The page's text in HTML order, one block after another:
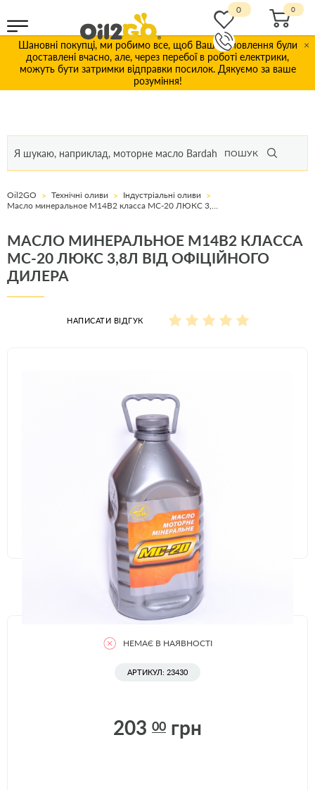
Шановні покупці, ми робимо все, щоб Ваші замовлення були
доставлені вчасно, але, через перебої в роботі електрики,
можуть бути затримки відправки посилок. Дякуємо за ваше
розуміння!
×
ПОШУК
0
Oil2GO Технічні оливи
Індустріальні оливи
МАСЛО МИНЕРАЛЬНОЕ М14В2 КЛАССА
МС-20 ЛЮКС 3,8Л ВІД ОФІЦІЙНОГО
ДИЛЕРА
НАПИСАТИ ВІДГУК
НЕМАЄ В НАЯВНОСТІ
АРТИКУЛ: 23430
203 00 грн